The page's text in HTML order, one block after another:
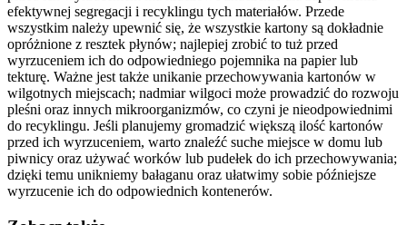
efektywnej segregacji i recyklingu tych materiałów. Przede
wszystkim należy upewnić się, że wszystkie kartony są dokładnie
opróżnione z resztek płynów; najlepiej zrobić to tuż przed
wyrzuceniem ich do odpowiedniego pojemnika na papier lub
tekturę. Ważne jest także unikanie przechowywania kartonów w
wilgotnych miejscach; nadmiar wilgoci może prowadzić do rozwoju
pleśni oraz innych mikroorganizmów, co czyni je nieodpowiednimi
do recyklingu. Jeśli planujemy gromadzić większą ilość kartonów
przed ich wyrzuceniem, warto znaleźć suche miejsce w domu lub
piwnicy oraz używać worków lub pudełek do ich przechowywania;
dzięki temu unikniemy bałaganu oraz ułatwimy sobie późniejsze
wyrzucenie ich do odpowiednich kontenerów.